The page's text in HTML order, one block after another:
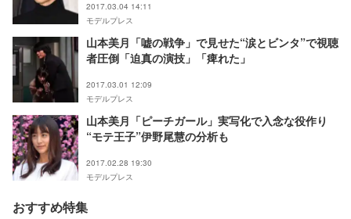
2017.03.04 14:11
モデルプレス
山本美月「嘘の戦争」で見せた“涙とビンタ”で視聴
者圧倒「迫真の演技」「痺れた」
2017.03.01 12:09
モデルプレス
山本美月「ピーチガール」実写化で入念な役作り
“モテ王子”伊野尾慧の分析も
2017.02.28 19:30
モデルプレス
おすすめ特集